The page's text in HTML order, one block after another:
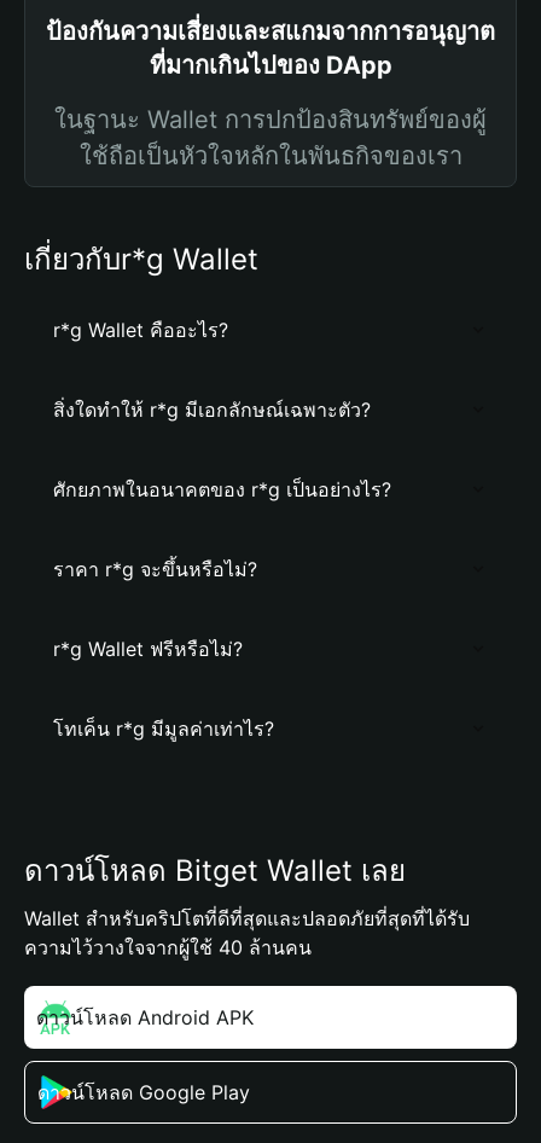
ป้องกันความเสี่ยงและสแกมจากการอนุญาต
ที่มากเกินไปของ DApp
ในฐานะ Wallet การปกป้องสินทรัพย์ของผู้
ใช้ถือเป็นหัวใจหลักในพันธกิจของเรา
เกี่ยวกับr*g Wallet
r*g Wallet คืออะไร?
สิ่งใดทำให้ r*g มีเอกลักษณ์เฉพาะตัว?
ศักยภาพในอนาคตของ r*g เป็นอย่างไร?
ราคา r*g จะขึ้นหรือไม่?
r*g Wallet ฟรีหรือไม่?
โทเค็น r*g มีมูลค่าเท่าไร?
ดาวน์โหลด Bitget Wallet เลย
Wallet สำหรับคริปโตที่ดีที่สุดและปลอดภัยที่สุดที่ได้รับ
ความไว้วางใจจากผู้ใช้ 40 ล้านคน
ดาวน์โหลด Android APK
ดาวน์โหลด Google Play